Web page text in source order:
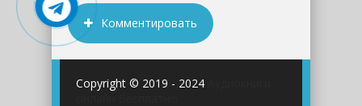
Комментировать
Copyright © 2019 - 2024